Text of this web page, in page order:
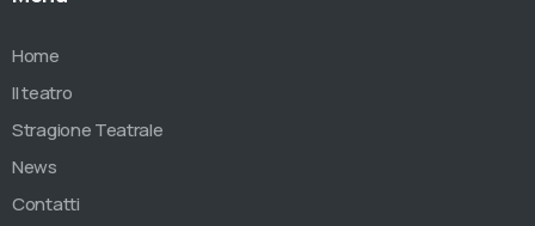
Home
Il teatro
Stragione Teatrale
News
Contatti